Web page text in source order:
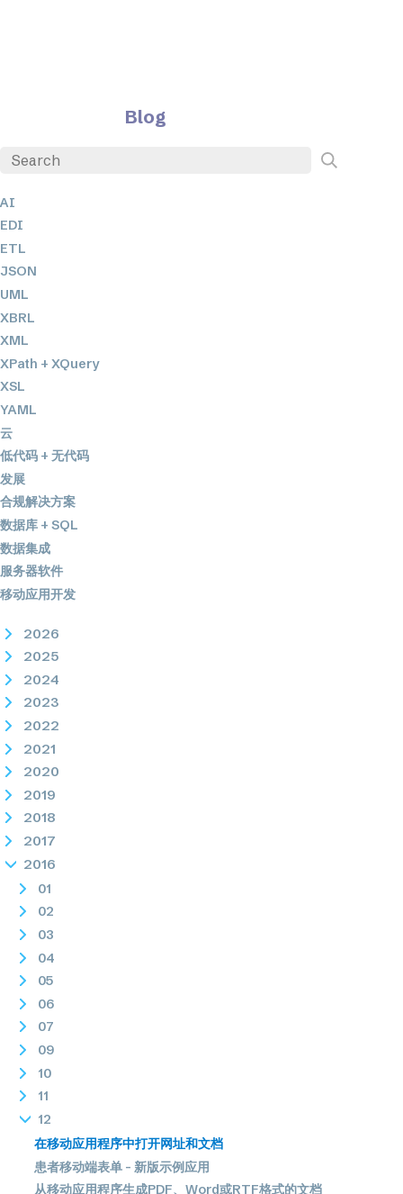
Blog
AI
EDI
ETL
JSON
UML
XBRL
XML
XPath + XQuery
XSL
YAML
云
低代码 + 无代码
发展
合规解决方案
数据库 + SQL
数据集成
服务器软件
移动应用开发
2026
2025
2024
2023
2022
2021
2020
2019
2018
2017
2016
01
02
03
04
05
06
07
09
10
11
12
在移动应用程序中打开网址和文档
患者移动端表单 - 新版示例应用
从移动应用程序生成PDF、Word或RTF格式的文档